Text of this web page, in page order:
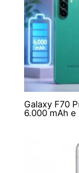
Galaxy F70
6.000 mAh